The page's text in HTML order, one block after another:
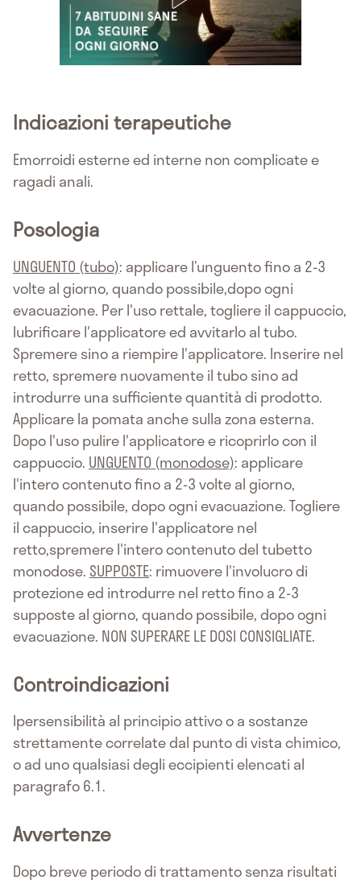
Indicazioni terapeutiche
Emorroidi esterne ed interne non complicate e
ragadi anali.
Posologia
UNGUENTO (tubo): applicare l’unguento fino a 2-3
volte al giorno, quando possibile,dopo ogni
evacuazione. Per l'uso rettale, togliere il cappuccio,
lubrificare l'applicatore ed avvitarlo al tubo.
Spremere sino a riempire l'applicatore. Inserire nel
retto, spremere nuovamente il tubo sino ad
introdurre una sufficiente quantità di prodotto.
Applicare la pomata anche sulla zona esterna.
Dopo l'uso pulire l'applicatore e ricoprirlo con il
cappuccio. UNGUENTO (monodose): applicare
l'intero contenuto fino a 2-3 volte al giorno,
quando possibile, dopo ogni evacuazione. Togliere
il cappuccio, inserire l'applicatore nel
retto,spremere l'intero contenuto del tubetto
monodose. SUPPOSTE: rimuovere l'involucro di
protezione ed introdurre nel retto fino a 2-3
supposte al giorno, quando possibile, dopo ogni
evacuazione. NON SUPERARE LE DOSI CONSIGLIATE.
Controindicazioni
Ipersensibilità al principio attivo o a sostanze
strettamente correlate dal punto di vista chimico,
o ad uno qualsiasi degli eccipienti elencati al
paragrafo 6.1.
Avvertenze
Dopo breve periodo di trattamento senza risultati